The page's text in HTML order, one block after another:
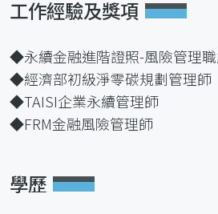
工作經驗及獎項
◆永續金融進階證照-風險管理
◆經濟部初級淨零碳規劃管理師
◆TAISI企業永續管理師
◆FRM金融風險管理師
學歷